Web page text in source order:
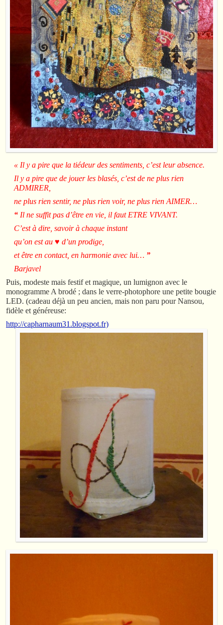
« Il y a pire que la tiédeur des sentiments, c’est leur absence.
Il y a pire que de jouer les blasés, c’est de ne plus rien
ADMIRER,
ne plus rien sentir, ne plus rien voir, ne plus rien AIMER…
“Il ne suffit pas d’être en vie, il faut ETRE VIVANT.
C’est à dire, savoir à chaque instant
qu’on est au ♥ d’un prodige,
et être en contact, en harmonie avec lui… ”
Barjavel
Puis, modeste mais festif et magique, un lumignon avec le
monogramme A brodé ; dans le verre-photophore une petite bougie
LED. (cadeau déjà un peu ancien, mais non paru pour Nansou,
fidèle et généreuse:
http://capharnaum31.blogspot.fr)